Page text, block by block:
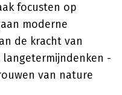
focusten op
moderne
de kracht van
langetermijndenken -
van nature